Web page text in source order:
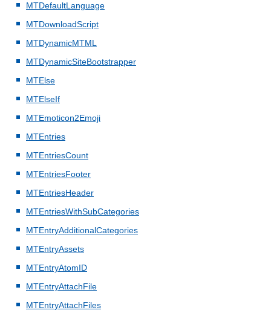
MTDefaultLanguage
MTDownloadScript
MTDynamicMTML
MTDynamicSiteBootstrapper
MTElse
MTElseIf
MTEmoticon2Emoji
MTEntries
MTEntriesCount
MTEntriesFooter
MTEntriesHeader
MTEntriesWithSubCategories
MTEntryAdditionalCategories
MTEntryAssets
MTEntryAtomID
MTEntryAttachFile
MTEntryAttachFiles